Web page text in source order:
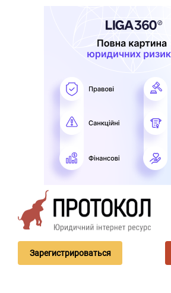
Зарегистрироваться